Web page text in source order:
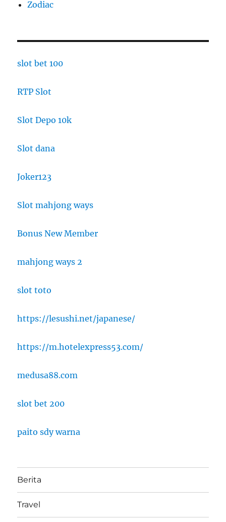
Zodiac
slot bet 100
RTP Slot
Slot Depo 10k
Slot dana
Joker123
Slot mahjong ways
Bonus New Member
mahjong ways 2
slot toto
https://lesushi.net/japanese/
https://m.hotelexpress53.com/
medusa88.com
slot bet 200
paito sdy warna
Berita
Travel